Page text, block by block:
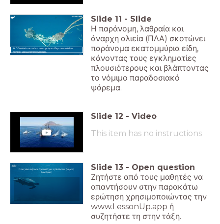
Η ΠΛΑ αλιεία σκοτώνει εκατομμύρια είδη και απειλεί το
τοπικό χειρωνακτικό ψάρεμα.
Slide 11 - Slide
Η παράνομη, λαθραία και
άναρχη αλιεία (ΠΛΑ) σκοτώνει
παράνομα εκατομμύρια είδη,
κάνοντας τους εγκληματίες
πλουσιότερους και βλάπτοντας
το νόμιμο παραδοσιακό
ψάρεμα.
Slide 12 - Video
This item has no instructions
Ποιες είναι οι βασικές απειλές για τη θαλάσσια ζωή στη
Μεσόγειο;
Slide 13 - Open question
Ζητήστε από τους μαθητές να
απαντήσουν στην παρακάτω
ερώτηση χρησιμοποιώντας την
www.LessonUp.app ή
συζητήστε τη στην τάξη.